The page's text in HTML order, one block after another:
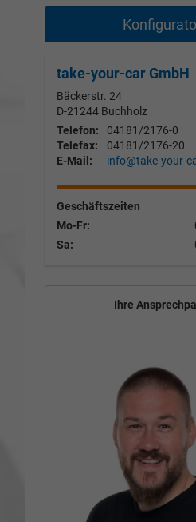
take-your-car GmbH
Bäckerstr. 24
D-21244 Buchholz
Telefon:
04181/2176-0
Telefax:
04181/2176-20
E-Mail:
info@take-your-
Geschäftszeiten
Mo-Fr:
Sa:
Ihre